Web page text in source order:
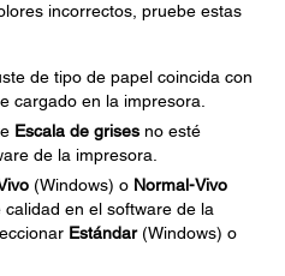
incorrectos, pruebe estas
de tipo de papel coincida con
cargado en la impresora.
Escala de grises no esté
de la impresora.
(Windows) o Normal-Vivo
en el software de la
Estándar(Windows) o